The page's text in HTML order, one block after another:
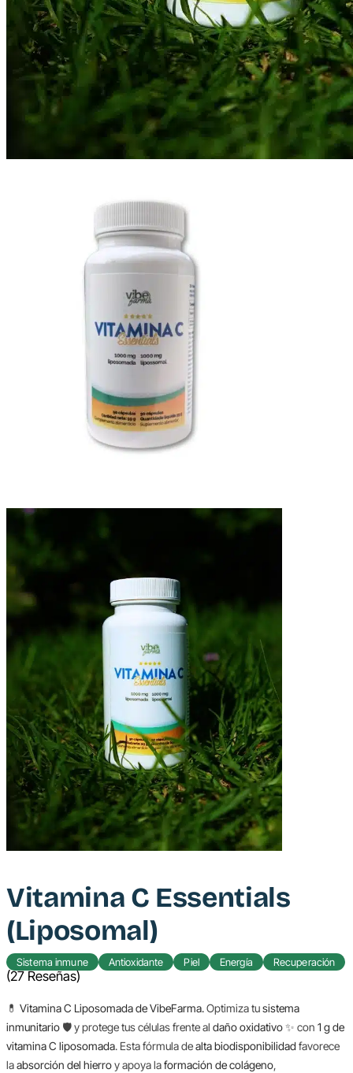
Vitamina C Essentials
(Liposomal)
Sistema inmune Antioxidante Piel Energía Recuperación
(27 Reseñas)
💊 Vitamina C Liposomada de VibeFarma.Optimiza tusistema
inmunitario 🛡️ y protege tus células frente al daño oxidativo✨ con 1 g de
vitamina C liposomada. Esta fórmula dealta biodisponibilidadfavorece
laabsorción del hierroy apoya laformación de colágeno,